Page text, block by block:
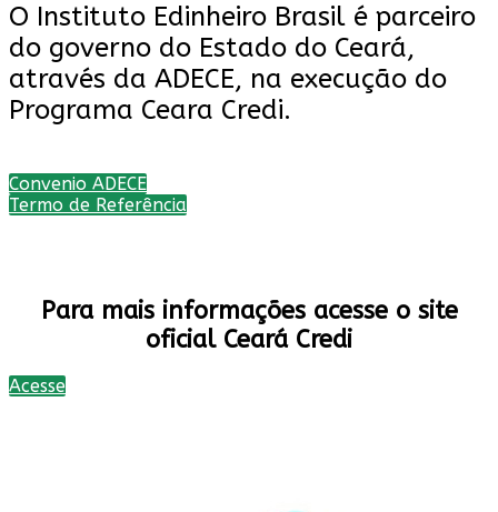
O Instituto Edinheiro Brasil é parceiro
do governo do Estado do Ceará,
através da ADECE, na execução do
Programa Ceara Credi.
Convenio ADECE
Termo de Referência
Para mais informações acesse o site
oficial Ceará Credi
Acesse